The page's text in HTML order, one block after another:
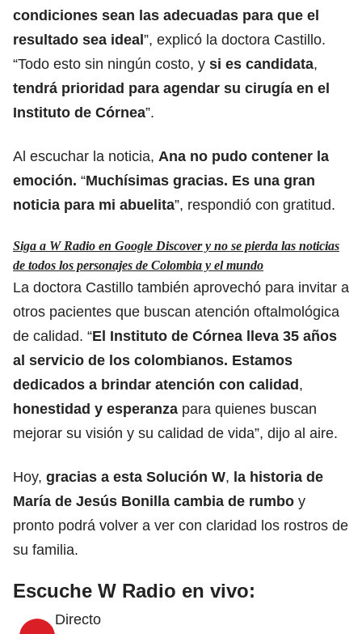
condiciones sean las adecuadas para que el
resultado sea ideal”, explicó la doctora Castillo.
“Todo esto sin ningún costo, y si es candidata,
tendrá prioridad para agendar su cirugía en el
Instituto de Córnea”.
Al escuchar la noticia, Ana no pudo contener la
emoción. “Muchísimas gracias. Es una gran
noticia para mi abuelita”, respondió con gratitud.
Siga a W Radio en Google Discover y no se pierda las noticias
de todos los personajes de Colombia y el mundo
La doctora Castillo también aprovechó para invitar a
otros pacientes que buscan atención oftalmológica
de calidad. “El Instituto de Córnea lleva 35 años
al servicio de los colombianos. Estamos
dedicados a brindar atención con calidad,
honestidad y esperanza para quienes buscan
mejorar su visión y su calidad de vida”, dijo al aire.
Hoy, gracias a esta Solución W, la historia de
María de Jesús Bonilla cambia de rumbo y
pronto podrá volver a ver con claridad los rostros de
su familia.
Escuche W Radio en vivo:
Directo